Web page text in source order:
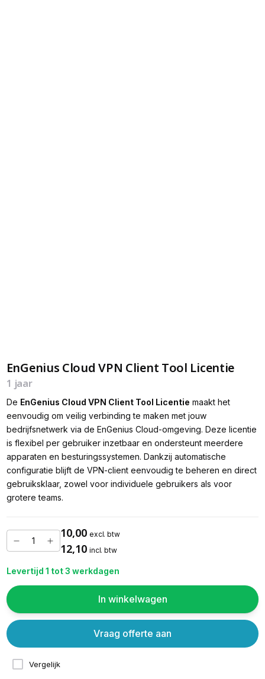
EnGenius Cloud VPN Client Tool Licentie
1 jaar
De EnGenius Cloud VPN Client Tool Licentie maakt het
eenvoudig om veilig verbinding te maken met jouw
bedrijfsnetwerk via de EnGenius Cloud-omgeving. Deze licentie
is flexibel per gebruiker inzetbaar en ondersteunt meerdere
apparaten en besturingssystemen. Dankzij automatische
configuratie blijft de VPN-client eenvoudig te beheren en direct
gebruiksklaar, zowel voor individuele gebruikers als voor
grotere teams.
10,00 excl. btw
12,10 incl. btw
Levertijd 1 tot 3 werkdagen
In winkelwagen
Vergelijk
Vraag offerte aan